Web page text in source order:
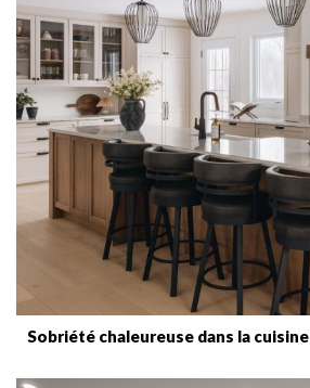
Sobriété chaleureuse dans la cuisine